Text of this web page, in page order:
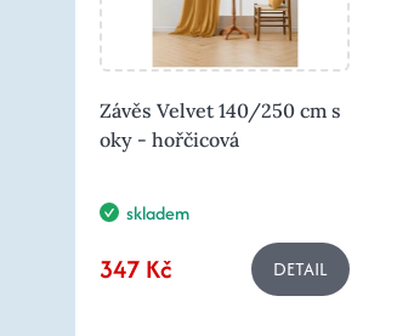
Závěs Velvet 140/250 cm s
oky - hořčicová
skladem
347 Kč DETAIL